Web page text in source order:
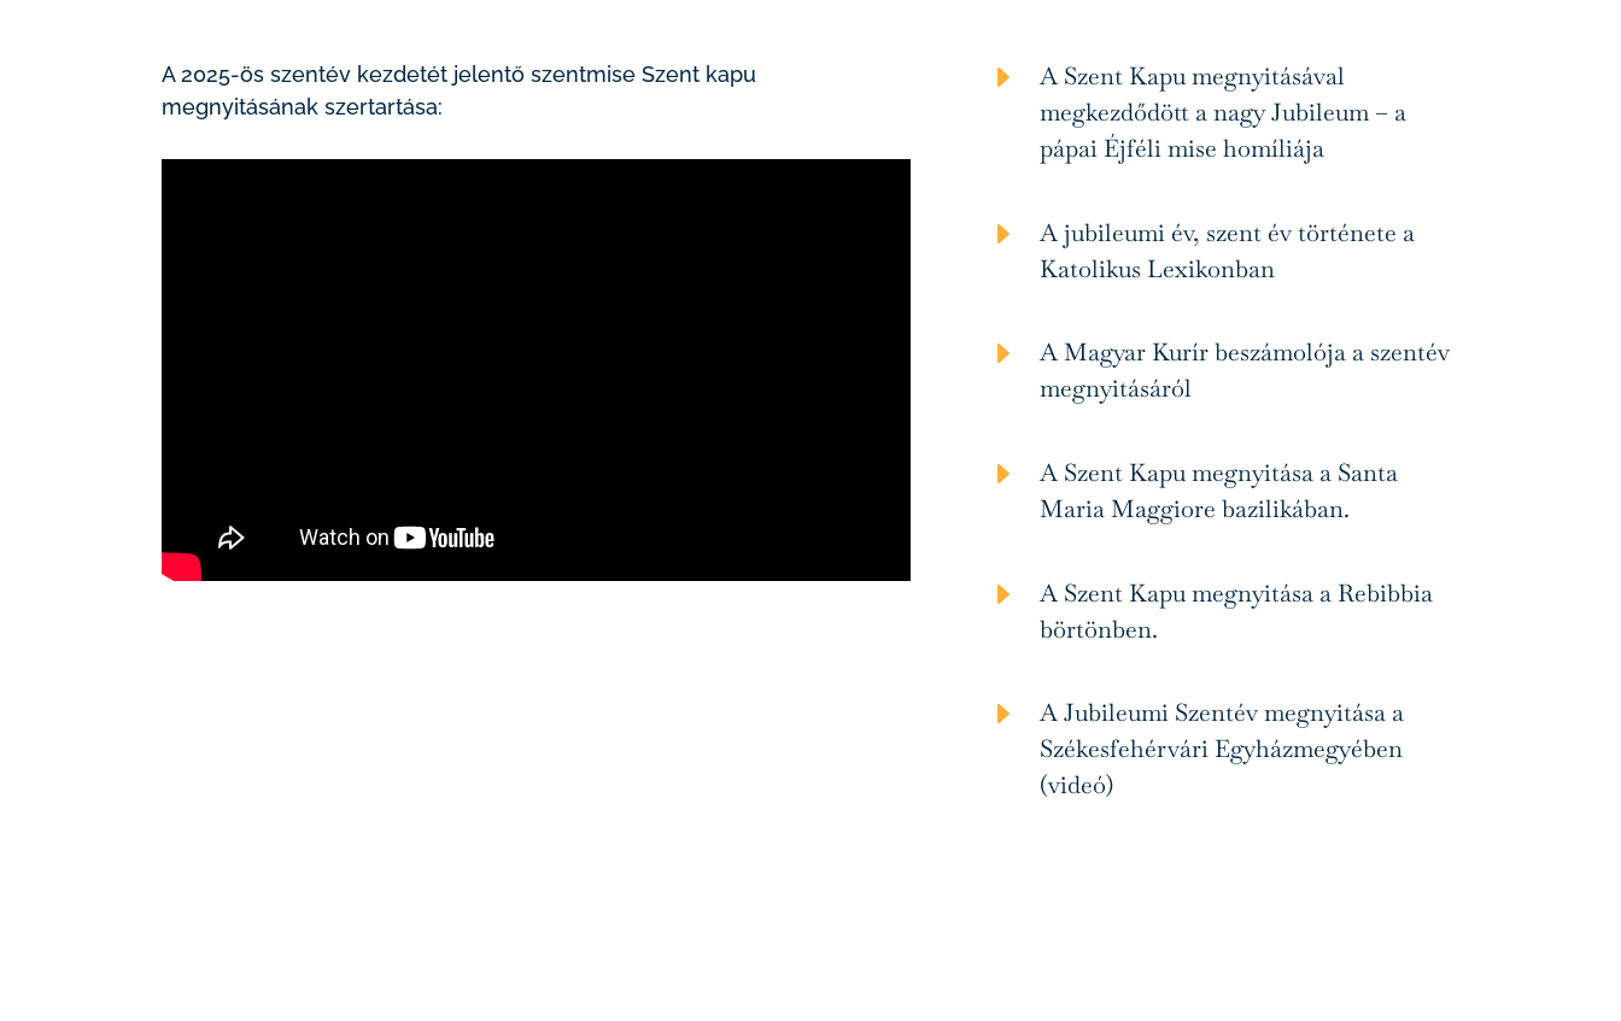
A 2025-ös szentév kezdetét jelentő szentmise Szent kapu
megnyitásának szertartása:
E
A Szent Kapu megnyitásával
megkezdődött a nagy Jubileum – a
pápai Éjféli mise homíliája
E
A jubileumi év, szent év története a
Katolikus Lexikonban
E
A Magyar Kurír beszámolója a szentév
megnyitásáról
E
A Szent Kapu megnyitása a Santa
Maria Maggiore bazilikában.
E
A Szent Kapu megnyitása a Rebibbia
börtönben.
E
A Jubileumi Szentév megnyitása a
Székesfehérvári Egyházmegyében
(videó)